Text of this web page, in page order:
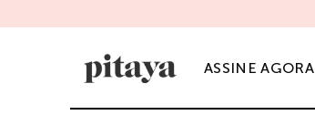
to
ASSINE AGORA